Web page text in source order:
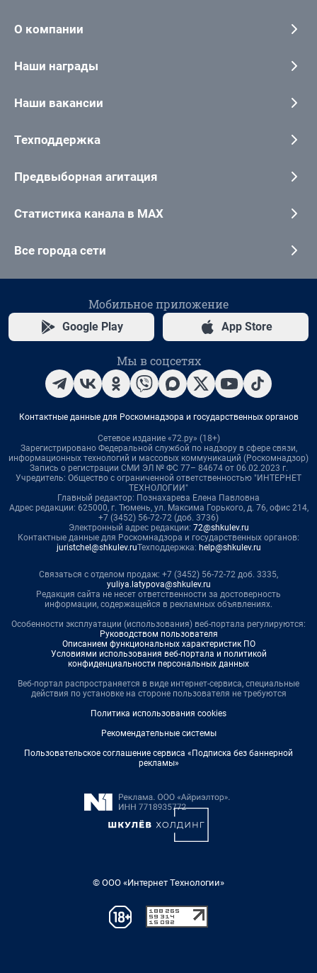
О компании
Наши награды
Наши вакансии
Техподдержка
Предвыборная агитация
Статистика канала в MAX
Все города сети
Мобильное приложение
Google Play App Store
Мы в соцсетях
Контактные данные для Роскомнадзора и государственных органов
Сетевое издание «72.ру» (18+)
Зарегистрировано Федеральной службой по надзору в сфере связи,
информационных технологий и массовых коммуникаций (Роскомнадзор)
Запись о регистрации СМИ ЭЛ № ФС 77– 84674 от 06.02.2023 г.
Учредитель: Общество с ограниченной ответственностью "ИНТЕРНЕТ
ТЕХНОЛОГИИ"
Главный редактор: Познахарева Елена Павловна
Адрес редакции: 625000, г. Тюмень, ул. Максима Горького, д. 76, офис 214,
+7 (3452) 56-72-72 (доб. 3736)
Электронный адрес редакции: 72@shkulev.ru
Контактные данные для Роскомнадзора и государственных органов:
juristchel@shkulev.ruТехподдержка: help@shkulev.ru
Связаться с отделом продаж: +7 (3452) 56-72-72 доб. 3335,
yuliya.latypova@shkulev.ru
Редакция сайта не несет ответственности за достоверность
информации, содержащейся в рекламных объявлениях.
Особенности эксплуатации (использования) веб-портала регулируются:
Руководством пользователя
Описанием функциональных характеристик ПО
Условиями использования веб-портала и политикой
конфиденциальности персональных данных
Веб-портал распространяется в виде интернет-сервиса, специальные
действия по установке на стороне пользователя не требуются
Политика использования cookies
Рекомендательные системы
Пользовательское соглашение сервиса «Подписка без баннерной
рекламы»
© ООО «Интернет Технологии»